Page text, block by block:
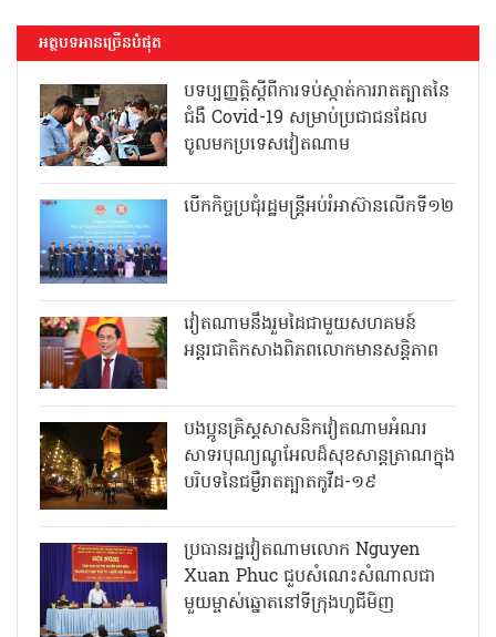
អត្ថបទអានច្រើនបំផុត
បទប្បញ្ញត្តិស្តីពីការទប់ស្កាត់ការរាតត្បាតនៃ
ជំងឺ Covid-19 សម្រាប់ប្រជាជនដែល
ចូលមកប្រទេសវៀតណាម
បើកកិច្ចប្រជុំរដ្ឋមន្ត្រីអប់រំអាស៊ានលើកទី១២
វៀតណាមនឹងរួមដៃជាមួយសហគមន៍
អន្តរជាតិកសាងពិភពលោកមានសន្តិភាព
បងប្អូនគ្រិស្តសាសនិកវៀតណាមអំណរ
សាទរបុណ្យណូអែលដ៏សុខសាន្តត្រាណក្នុង
បរិបទនៃជម្ងឺរាតត្បាតកូវីដ-១៩
ប្រធានរដ្ឋវៀតណាមលោក Nguyen
Xuan Phuc ជួបសំណេះសំណាលជា
មួយម្ចាស់ឆ្នោតនៅទីក្រុងហូជីមិញ